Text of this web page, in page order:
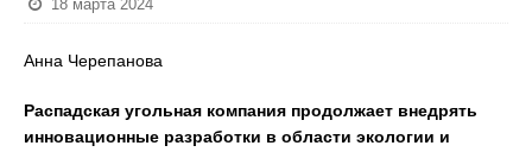
18 марта 2024
Анна Черепанова
Распадская угольная компания продолжает внедрять
инновационные разработки в области экологии и